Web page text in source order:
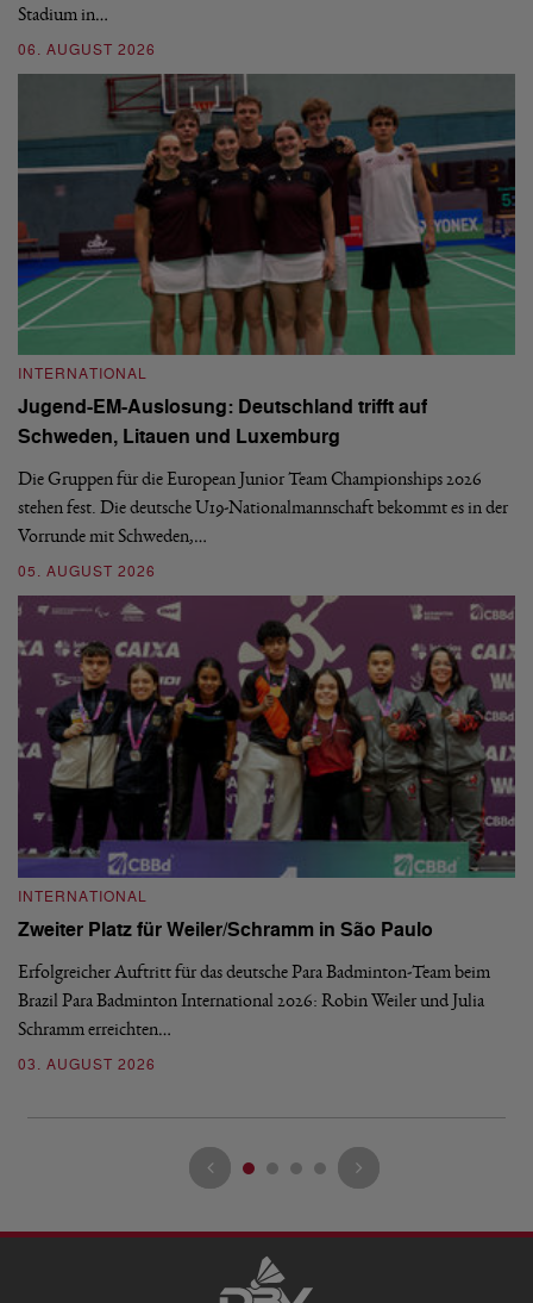
Stadium in…
06. AUGUST 2026
INTERNATIONAL
Jugend-EM-Auslosung: Deutschland trifft auf
Schweden, Litauen und Luxemburg
Die Gruppen für die European Junior Team Championships 2026
stehen fest. Die deutsche U19-Nationalmannschaft bekommt es in der
Vorrunde mit Schweden,…
05. AUGUST 2026
INTERNATIONAL
Zweiter Platz für Weiler/Schramm in São Paulo
Erfolgreicher Auftritt für das deutsche Para Badminton-Team beim
Brazil Para Badminton International 2026: Robin Weiler und Julia
Schramm erreichten…
03. AUGUST 2026